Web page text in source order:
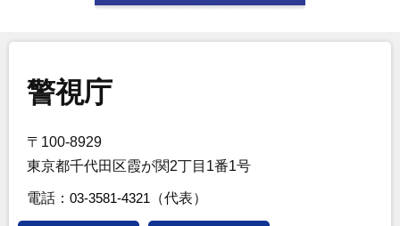
警視庁
〒100-8929
東京都千代田区霞が関2丁目1番1号
電話： 03-3581-4321 （代表）